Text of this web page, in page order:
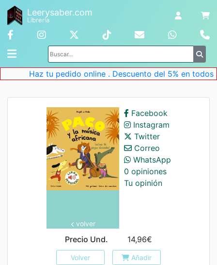
Leerysaber.com
Librería
Haz tu pedido online . Descuento del 5% en todos
volver
Facebook
Instagram
Twitter
Correo
WhatsApp
0 opiniones
Tu opinión
Precio Und. 14,96€
Volver Añadir